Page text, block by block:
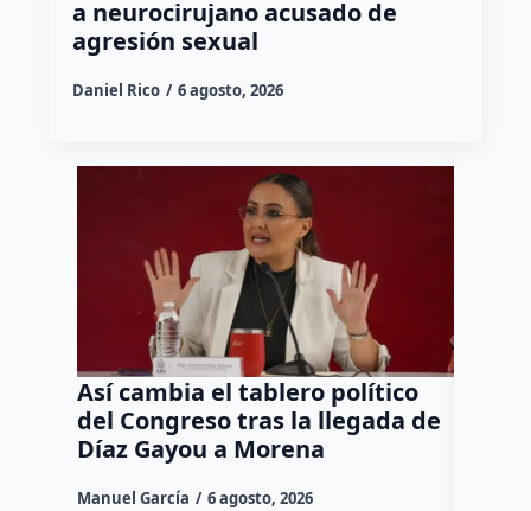
a neurocirujano acusado de
agresión sexual
Daniel Rico 6 agosto, 2026
Así cambia el tablero político
del Congreso tras la llegada de
Díaz Gayou a Morena
Manuel García 6 agosto, 2026